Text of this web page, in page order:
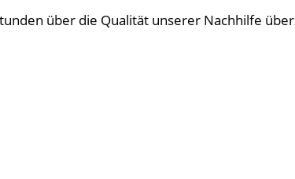
über die Qualität unserer Nachhilfe